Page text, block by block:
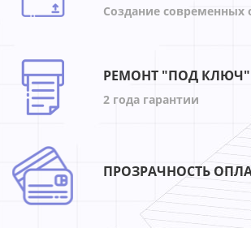
Создание современных
РЕМОНТ "ПОД КЛЮЧ"
2 года гарантии
ПРОЗРАЧНОСТЬ